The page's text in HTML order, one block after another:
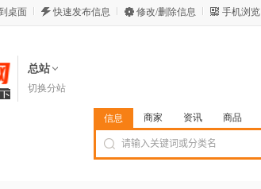
桌面 快速发布信息 修改/删除信息 手机浏览
总站
切换分站
信息 商家 资讯 商品